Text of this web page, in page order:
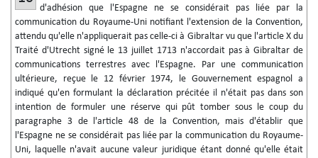
d'adhésion que l'Espagne ne se considérait pas liée par la
communication du Royaume-Uni notifiant l'extension de la Convention,
attendu qu'elle n'appliquerait pas celle-ci à Gibraltar vu que l'article X du
Traité d'Utrecht signé le 13 juillet 1713 n'accordait pas à Gibraltar de
communications terrestres avec l'Espagne. Par une communication
ultérieure, reçue le 12 février 1974, le Gouvernement espagnol a
indiqué qu'en formulant la déclaration précitée il n'était pas dans son
intention de formuler une réserve qui pût tomber sous le coup du
paragraphe 3 de l'article 48 de la Convention, mais d'établir que
l'Espagne ne se considérait pas liée par la communication du Royaume-
Uni, laquelle n'avait aucune valeur juridique étant donné qu'elle était